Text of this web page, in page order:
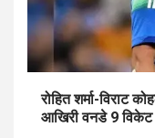
रोहित शर्मा-विराट
आखिरी वनडे 9 विकेट